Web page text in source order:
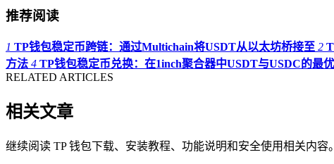
推荐阅读
1 TP钱包稳定币跨链：通过Multichain将USDT从以太坊桥接至 2
方法 4 TP钱包稳定币兑换：在1inch聚合器中USDT与USDC的最
RELATED ARTICLES
相关文章
继续阅读 TP 钱包下载、安装教程、功能说明和安全使用相关内容。